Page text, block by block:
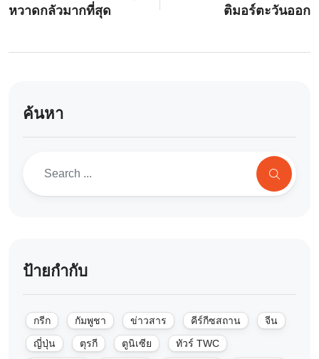
หวาดกลัวมากที่สุด
ติมอร์ตะวันออก
ค้นหา
ป้ายกำกับ
กรีก กัมพูชา ข่าวสาร คีร์กีซสถาน
จีน
ญี่ปุ่น
ตุรกี ตูนิเซีย
ทัวร์ TWC